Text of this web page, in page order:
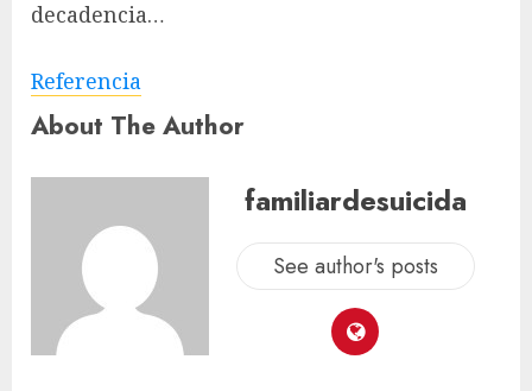
decadencia…
Referencia
About The Author
familiardesuicida
See author's posts